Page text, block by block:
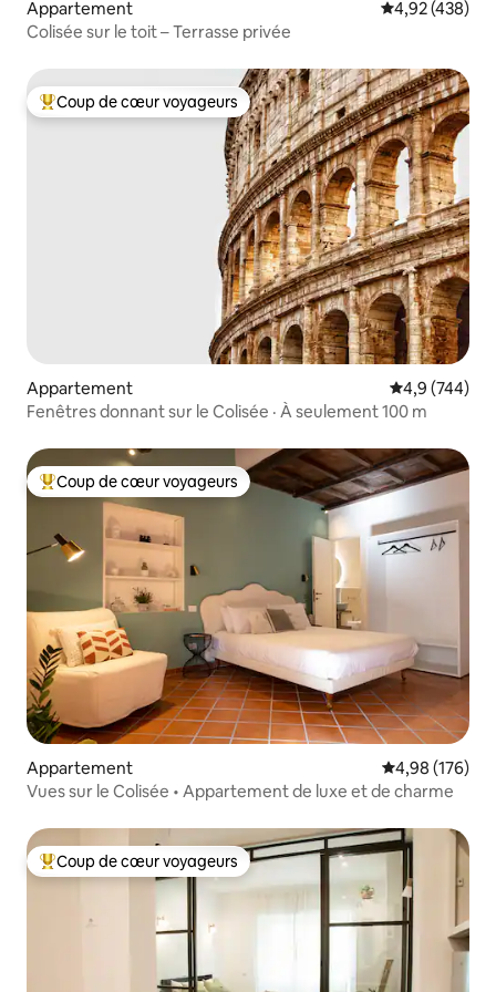
Appartement Évaluation
4,92 (438)
Colisée sur le toit – Terrasse privée
Coups de cœur voyageurs les plus appréciés
Coup de cœur voyageurs
Appartement Évaluation
4,9 (744)
Fenêtres donnant sur le Colisée · À seulement 100 m
Coups de cœur voyageurs les plus appréciés
Coup de cœur voyageurs
Appartement Évaluation
4,98 (176)
Vues sur le Colisée • Appartement de luxe et de charme
Coups de cœur voyageurs les plus appréciés
Coup de cœur voyageurs